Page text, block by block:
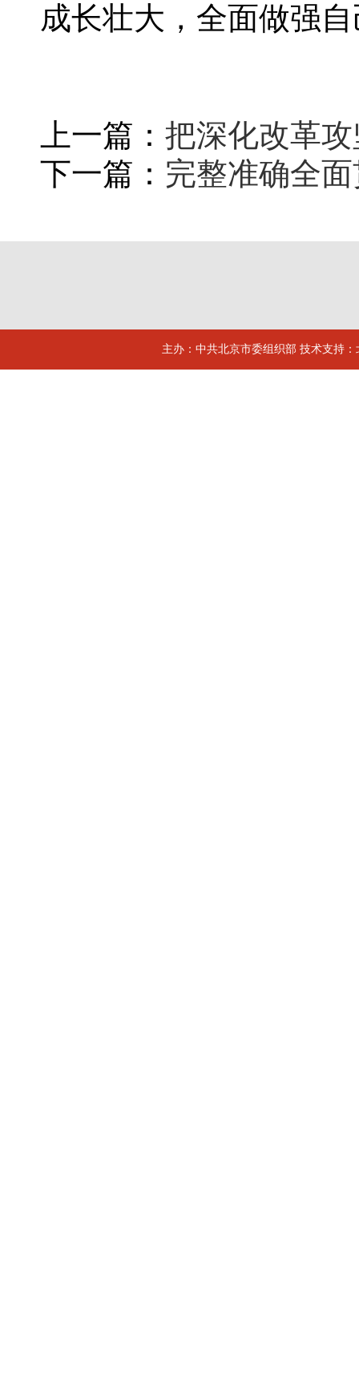
成长壮大，全面做强
上一篇： 把深化改革
下一篇： 完整准确全
主办：中共北京市委组织部 技术支持